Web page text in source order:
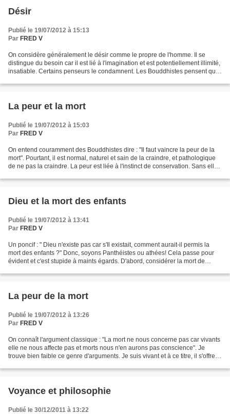
Désir
Publié le 19/07/2012 à 15:13
Par FRED V
On considère généralement le désir comme le propre de l'homme. Il se
distingue du besoin car il est lié à l'imagination et est potentiellement illimité,
insatiable. Certains penseurs le condamnent. Les Bouddhistes pensent que
La peur et la mort
Publié le 19/07/2012 à 15:03
Par FRED V
On entend couramment des Bouddhistes dire : "Il faut vaincre la peur de la
mort". Pourtant, il est normal, naturel et sain de la craindre, et pathologique
de ne pas la craindre. La peur est liée à l'instinct de conservation. Sans elle,
Dieu et la mort des enfants
Publié le 19/07/2012 à 13:41
Par FRED V
Un poncif : " Dieu n'existe pas car s'Il existait, comment aurait-il permis la
mort des enfants ?" Donc, soyons Panthéistes ou athées! Cela passe pour
évident et c'est stupide à maints égards. D'abord, considérer la mort de
La peur de la mort
Publié le 19/07/2012 à 13:26
Par FRED V
On connaît l'argument classique : "La mort ne nous concerne pas car vivants
elle ne nous affecte pas et morts nous n'en aurons pas conscience". Je
trouve bien faible ce genre d'arguments. Je suis vivant et à ce titre, il s'offre à
Voyance et philosophie
Publié le 30/12/2011 à 13:22